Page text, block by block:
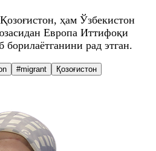
ҳам Ўзбекистон
Европа Иттифоқи
борилаётганини рад этган.
#migrant Қозоғистон